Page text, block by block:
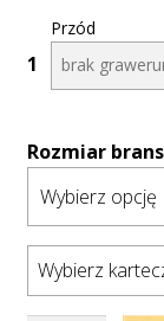
1
Przód
Rozmiar
Wybierz